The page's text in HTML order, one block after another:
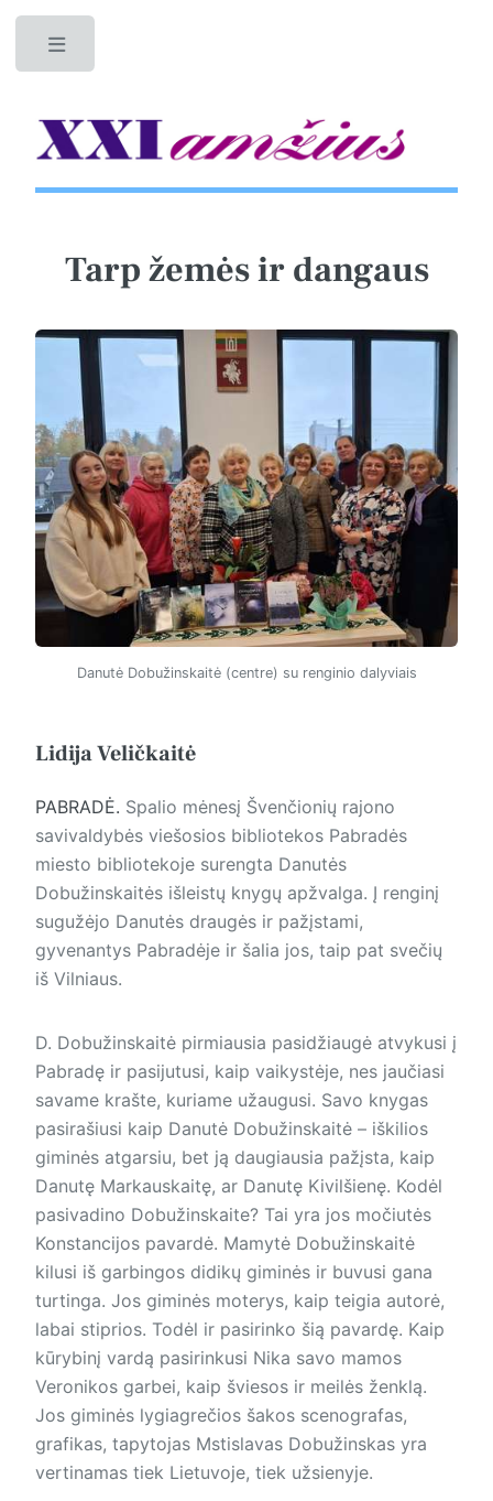
Tarp žemės ir dangaus
Danutė Dobužinskaitė (centre) su renginio dalyviais
Lidija Veličkaitė
PABRADĖ. Spalio mėnesį Švenčionių rajono
savivaldybės viešosios bibliotekos Pabradės
miesto bibliotekoje surengta Danutės
Dobužinskaitės išleistų knygų apžvalga. Į renginį
sugužėjo Danutės draugės ir pažįstami,
gyvenantys Pabradėje ir šalia jos, taip pat svečių
iš Vilniaus.
D. Dobužinskaitė pirmiausia pasidžiaugė atvykusi į
Pabradę ir pasijutusi, kaip vaikystėje, nes jaučiasi
savame krašte, kuriame užaugusi. Savo knygas
pasirašiusi kaip Danutė Dobužinskaitė – iškilios
giminės atgarsiu, bet ją daugiausia pažįsta, kaip
Danutę Markauskaitę, ar Danutę Kivilšienę. Kodėl
pasivadino Dobužinskaite? Tai yra jos močiutės
Konstancijos pavardė. Mamytė Dobužinskaitė
kilusi iš garbingos didikų giminės ir buvusi gana
turtinga. Jos giminės moterys, kaip teigia autorė,
labai stiprios. Todėl ir pasirinko šią pavardę. Kaip
kūrybinį vardą pasirinkusi Nika savo mamos
Veronikos garbei, kaip šviesos ir meilės ženklą.
Jos giminės lygiagrečios šakos scenografas,
grafikas, tapytojas Mstislavas Dobužinskas yra
vertinamas tiek Lietuvoje, tiek užsienyje.